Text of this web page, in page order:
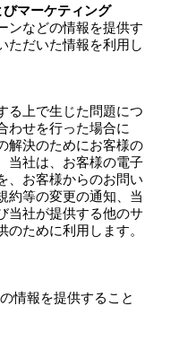
マーケティング
ンなどの情報を提供す
ただいた情報を利用し
る上で生じた問題につ
わせを行った場合に
解決のためにお客様の
当社は、お客様の電子
、お客様からのお問い
約等の変更の通知、当
当社が提供する他のサ
のために利用します。
情報を提供すること